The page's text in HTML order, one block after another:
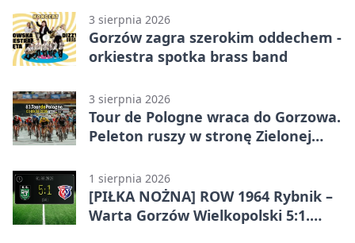
3 sierpnia 2026
Gorzów zagra szerokim oddechem -
orkiestra spotka brass band
3 sierpnia 2026
Tour de Pologne wraca do Gorzowa.
Peleton ruszy w stronę Zielonej
1 sierpnia 2026
[PIŁKA NOŻNA] ROW 1964 Rybnik –
Warta Gorzów Wielkopolski 5:1.